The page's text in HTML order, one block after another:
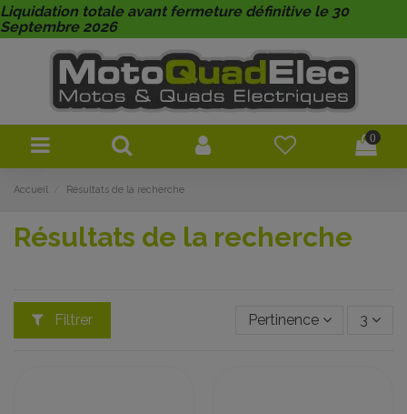
Liquidation totale avant fermeture définitive le 30
Septembre 2026
0
Accueil Résultats de la recherche
Résultats de la recherche
Filtrer Pertinence 3